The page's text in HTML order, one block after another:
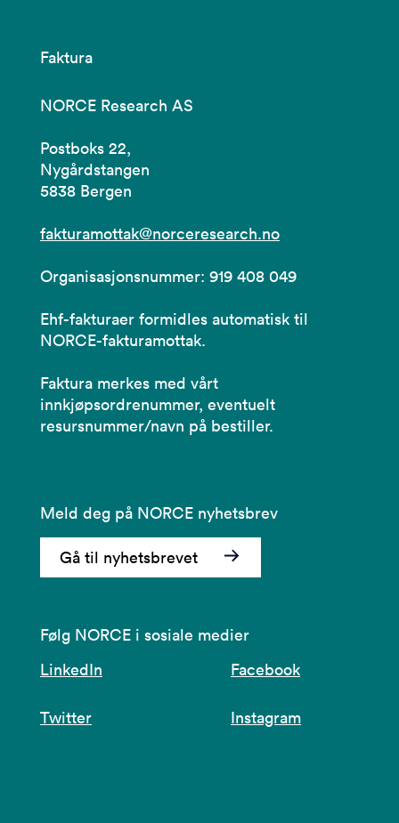
Faktura
NORCE Research AS
Postboks 22,
Nygårdstangen
5838 Bergen
fakturamottak@norceresearch.no
Organisasjonsnummer: 919 408 049
Ehf-fakturaer formidles automatisk til
NORCE-fakturamottak.
Faktura merkes med vårt
innkjøpsordrenummer, eventuelt
resursnummer/navn på bestiller.
Meld deg på NORCE nyhetsbrev
Gå til nyhetsbrevet
Følg NORCE i sosiale medier
LinkedIn
Facebook
Twitter Instagram